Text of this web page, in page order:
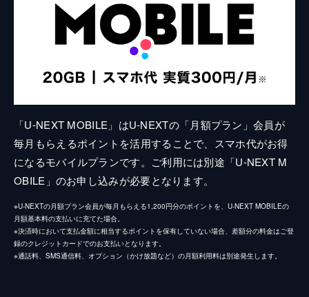
「U-NEXT MOBILE」はU-NEXTの「月額プラン」会員が
毎月もらえるポイントを活用することで、スマホ代がお得
になるモバイルプランです。ご利用には別途「U-NEXT M
OBILE」のお申し込みが必要となります。
※U-NEXTの月額プラン会員が毎月もらえる1,200円分のポイントを、U-NEXT MOBILEの
月額基本料の支払いに充てた場合。
※決済時において支払金額に相当するポイントを保有していない場合、差額分の料金はご登
録のクレジットカードでのお支払いとなります。
※通話料、SMS通信料、オプション（かけ放題など）の月額利用料は別途発生します。